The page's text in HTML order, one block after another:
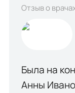
Отзыв о
Была на
Анны